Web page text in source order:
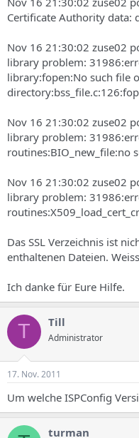
Certificate Authority data:
Nov 16 21:30:02 zuse02
library problem:
library:fopen:No such file
Nov 16 21:30:02 zuse02
library problem:
routines:BIO_new_file:no
Nov 16 21:30:02 zuse02
library problem:
Das SSL Verzeichnis ist
enthaltenen Dateien.
Ich danke für Eure Hilfe.
T Till
Administrator
17. Nov. 2011
Um welche ISPConfig
turman